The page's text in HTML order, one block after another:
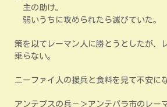
主の助け。
弱いうちに攻められたら滅びていた。
策を以てレーマン人に勝とうとしたが、
乗らない。
ニーファイ人の援兵と食料を見て不安に
アンテプスの兵－＞アンテパラ市のレー